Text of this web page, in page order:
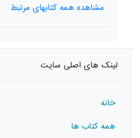
مشاهده همه کتابهای مرتبط
لینک های اصلی سایت
خانه
همه کتاب ها